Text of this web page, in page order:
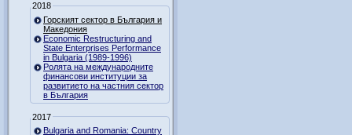
2018
Горският сектор в България и
Македония
Economic Restructuring and
State Enterprises Performance
in Bulgaria (1989-1996)
Ролята на международните
финансови институции за
развитието на частния сектор
в България
2017
Bulgaria and Romania: Country